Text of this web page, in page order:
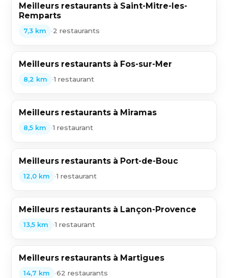
Meilleurs restaurants à Saint-Mitre-les-
Remparts
7,3 km •2 restaurants
Meilleurs restaurants à Fos-sur-Mer
8,2 km •1 restaurant
Meilleurs restaurants à Miramas
8,5 km •1 restaurant
Meilleurs restaurants à Port-de-Bouc
12,0 km •1 restaurant
Meilleurs restaurants à Lançon-Provence
13,5 km •1 restaurant
Meilleurs restaurants à Martigues
14,7 km •62 restaurants